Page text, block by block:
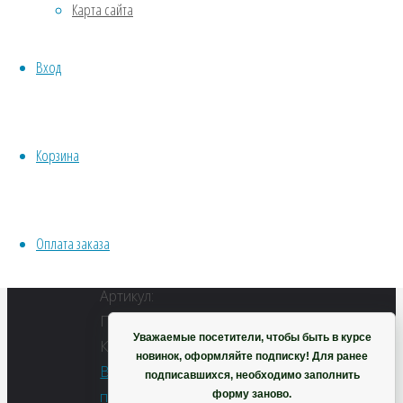
Карта сайта
Вход
Корзина
Оплата заказа
Артикул:
П0087
Категории:
Весь
перечень
Хвойники
ИНСТРУМЕНТЫ, ОБОРУДОВАНИЕ
Уважаемые посетители, чтобы быть в курсе
новинок, оформляйте подписку! Для ранее
подписавшихся, необходимо заполнить
форму заново.